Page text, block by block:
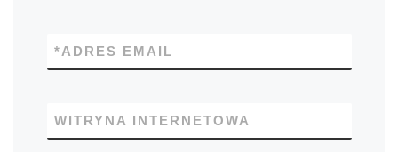
ADRES EMAIL
*
WITRYNA INTERNETOWA